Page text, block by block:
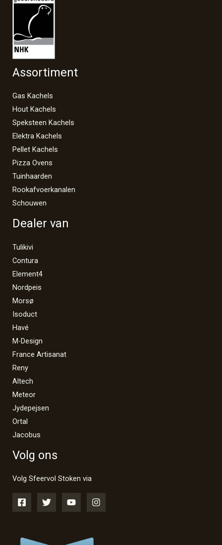
Assortiment
Gas Kachels
Hout Kachels
Speksteen Kachels
Elektra Kachels
Pellet Kachels
Pizza Ovens
Tuinhaarden
Rookafvoerkanalen
Schouwen
Dealer van
Tulikivi
Contura
Element4
Nordpeis
Morsø
Isoduct
Havé
M-Design
France Artisanat
Reny
Altech
Meteor
Jydepejsen
Ortal
Jacobus
Volg ons
Volg Sfeervol Stoken via